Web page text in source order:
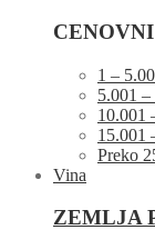
1 –
5.001
10.001
15.001
Preko
Vina
ZEMLJA